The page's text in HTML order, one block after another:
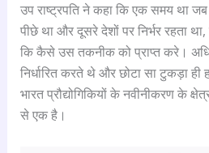
उप राष्ट्रपति ने कहा कि एक समय था
पीछे था और दूसरे देशों पर निर्भर रहता
कि कैसे उस तकनीक को प्राप्त करे।
निर्धारित करते थे और छोटा सा टुकड़ा
भारत प्रौद्योगिकियों के नवीनीकरण के
से एक है।